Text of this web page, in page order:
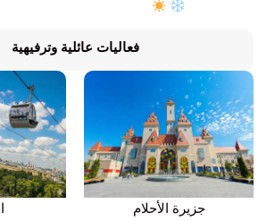
فعاليات عائلية وترفيهية
جزيرة الأحلام